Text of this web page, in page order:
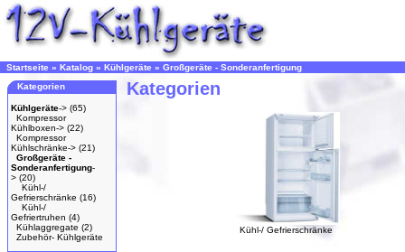
Startseite » Katalog » Kühlgeräte » Großgeräte - Sonderanfertigung
Kategorien
Kühlgeräte-> (65)
Kompressor
Kühlboxen-> (22)
Kompressor
Kühlschränke-> (21)
Großgeräte -
Sonderanfertigung-
> (20)
Kühl-/
Gefrierschränke (16)
Kühl-/
Gefriertruhen (4)
Kühlaggregate (2)
Zubehör- Kühlgeräte
Kategorien
Kühl-/ Gefrierschränke